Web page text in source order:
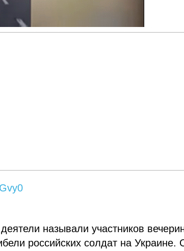
называли участников
российских солдат на Украине.